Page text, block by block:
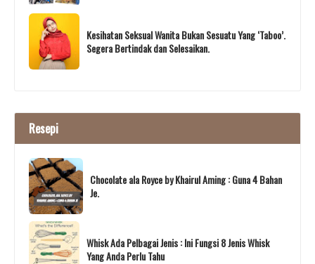
Kesihatan Seksual Wanita Bukan Sesuatu Yang ‘Taboo’.
Segera Bertindak dan Selesaikan.
Resepi
Chocolate ala Royce by Khairul Aming : Guna 4 Bahan
Je.
Whisk Ada Pelbagai Jenis : Ini Fungsi 8 Jenis Whisk
Yang Anda Perlu Tahu